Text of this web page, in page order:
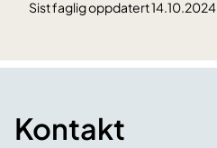
Sist faglig oppdatert 14.10.2024
Kontakt